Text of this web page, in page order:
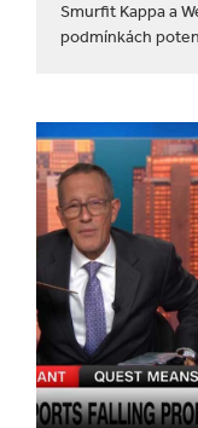
Smurfit Kappa a
podmínkách